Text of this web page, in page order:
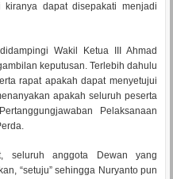
dapat disepakati menjadi
Wakil Ketua III Ahmad
keputusan. Terlebih dahulu
rapat apakah dapat menyetujui
apakah seluruh peserta
Pelaksanaan
seluruh anggota Dewan yang
“setuju” sehingga Nuryanto pun